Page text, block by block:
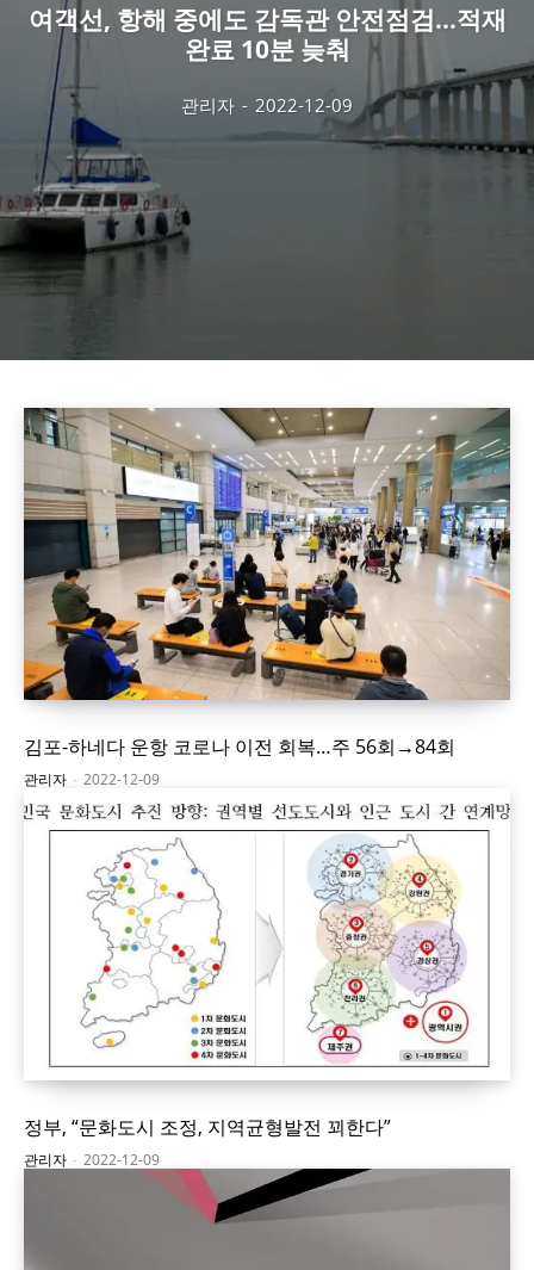
여객선, 항해 중에도 감독관 안전점검…적재
완료 10분 늦춰
관리자 - 2022-12-09
김포-하네다 운항 코로나 이전 회복…주 56회→84회
관리자 - 2022-12-09
정부, “문화도시 조정, 지역균형발전 꾀한다”
관리자 - 2022-12-09